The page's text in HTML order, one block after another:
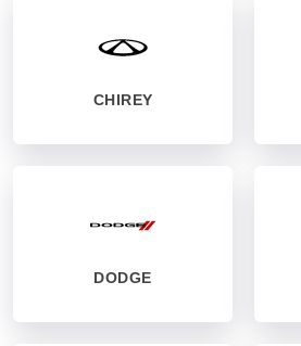
CHIREY
DODGE